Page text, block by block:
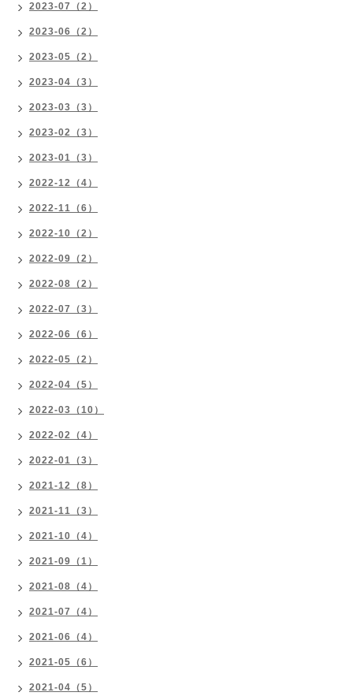
2023-07（2）
2023-06（2）
2023-05（2）
2023-04（3）
2023-03（3）
2023-02（3）
2023-01（3）
2022-12（4）
2022-11（6）
2022-10（2）
2022-09（2）
2022-08（2）
2022-07（3）
2022-06（6）
2022-05（2）
2022-04（5）
2022-03（10）
2022-02（4）
2022-01（3）
2021-12（8）
2021-11（3）
2021-10（4）
2021-09（1）
2021-08（4）
2021-07（4）
2021-06（4）
2021-05（6）
2021-04（5）